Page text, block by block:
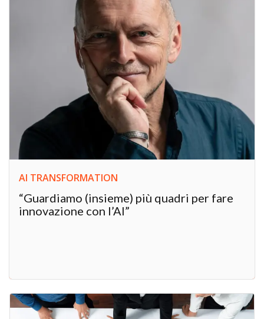
AI TRANSFORMATION
“Guardiamo (insieme) più quadri per fare
innovazione con l’AI”